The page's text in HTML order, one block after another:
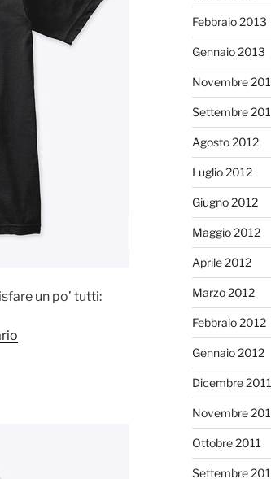
un po’ tutti:
Febbraio 2013
Gennaio 2013
Novembre
Settembre
Agosto 2012
Luglio 2012
Giugno 2012
Maggio 2012
Aprile 2012
Marzo 2012
Febbraio 2012
Gennaio 2012
Dicembre 2011
Novembre
Ottobre 2011
Settembre